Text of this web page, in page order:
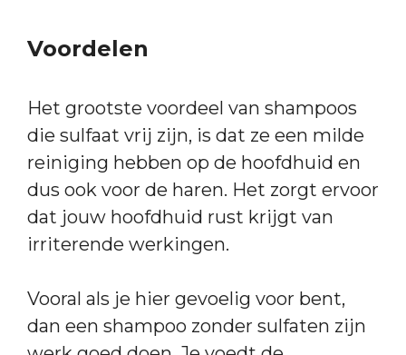
Voordelen
Het grootste voordeel van shampoos
die sulfaat vrij zijn, is dat ze een milde
reiniging hebben op de hoofdhuid en
dus ook voor de haren. Het zorgt ervoor
dat jouw hoofdhuid rust krijgt van
irriterende werkingen.
Vooral als je hier gevoelig voor bent,
dan een shampoo zonder sulfaten zijn